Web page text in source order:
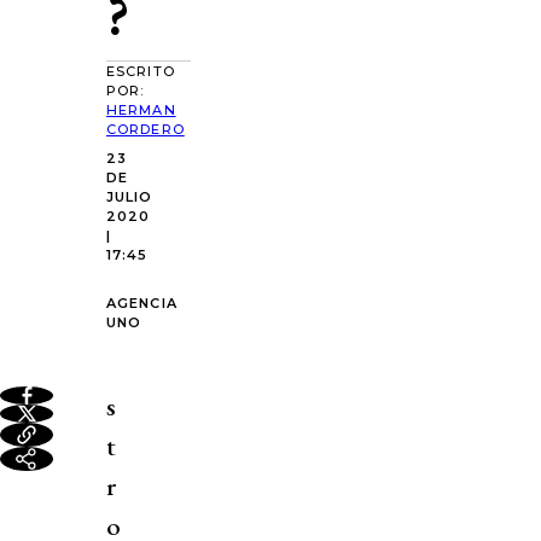
ESCRITO
POR:
HERMAN
CORDERO
23
DE
JULIO
2020
|
17:45
AGENCIA
UNO
s
t
r
o